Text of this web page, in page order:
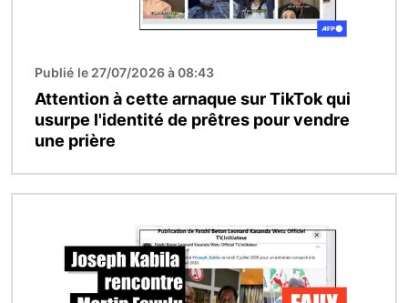
Publié le 27/07/2026 à 08:43
Attention à cette arnaque sur TikTok qui
usurpe l'identité de prêtres pour vendre
une prière